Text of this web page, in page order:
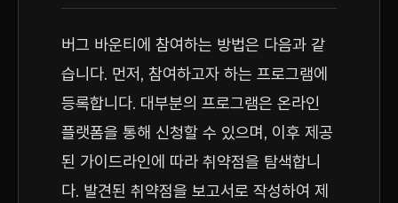
버그 바운티에 참여하는 방법은 다음과 같
습니다. 먼저, 참여하고자 하는 프로그램에
등록합니다. 대부분의 프로그램은 온라인
플랫폼을 통해 신청할 수 있으며, 이후 제공
된 가이드라인에 따라 취약점을 탐색합니
다. 발견된 취약점을 보고서로 작성하여 제